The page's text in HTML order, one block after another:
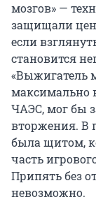
мозгов» —
защищали
если
становится
«Выжигатель
максимально
ЧАЭС, мог бы
вторжения. В
была щитом,
часть
Припять без
невозможно.